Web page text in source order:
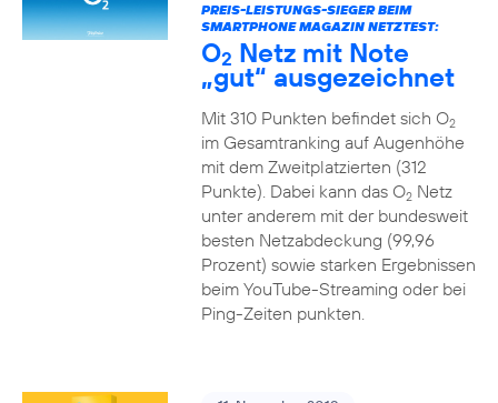
PREIS-LEISTUNGS-SIEGER BEIM
SMARTPHONE MAGAZIN NETZTEST:
O2 Netz mit Note
„gut“ ausgezeichnet
Mit 310 Punkten befindet sich O2
im Gesamtranking auf Augenhöhe
mit dem Zweitplatzierten (312
Punkte). Dabei kann das O2Netz
unter anderem mit der bundesweit
besten Netzabdeckung (99,96
Prozent) sowie starken Ergebnissen
beim YouTube-Streaming oder bei
Ping-Zeiten punkten.